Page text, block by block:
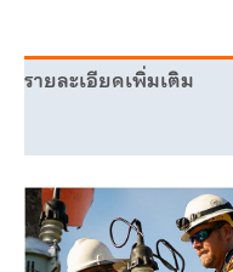
รายละเอียดเพิ่มเติม